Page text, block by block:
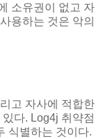
소유권이 없고 자
용하는 것은 악의
고 자사에 적합한
다. Log4j 취약점
식별하는 것이다.